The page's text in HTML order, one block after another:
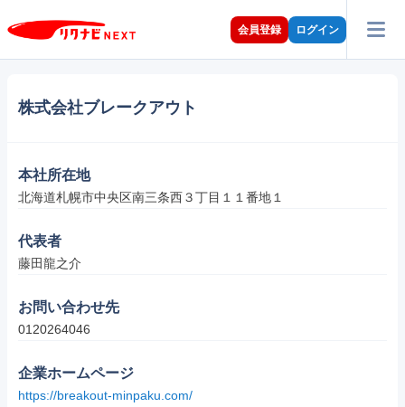
会員登録 ログイン
株式会社ブレークアウト
本社所在地
北海道札幌市中央区南三条西３丁目１１番地１
代表者
藤田龍之介
お問い合わせ先
0120264046
企業ホームページ
https://breakout-minpaku.com/